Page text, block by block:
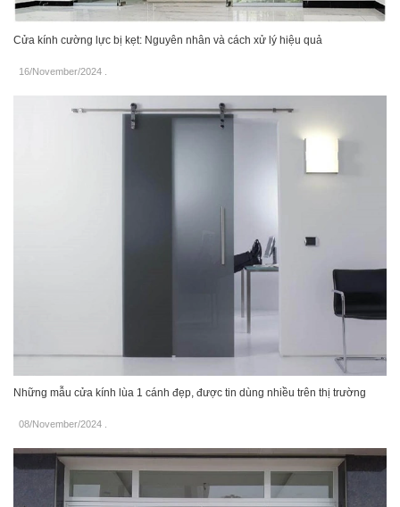
Cửa kính cường lực bị kẹt: Nguyên nhân và cách xử lý hiệu quả
16/November/2024
Những mẫu cửa kính lùa 1 cánh đẹp, được tin dùng nhiều trên thị trường
08/November/2024